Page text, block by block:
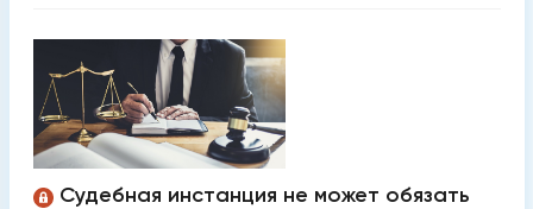
Судебная инстанция не может обязать